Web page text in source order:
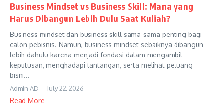
Business Mindset vs Business Skill: Mana yang
Harus Dibangun Lebih Dulu Saat Kuliah?
Business mindset dan business skill sama-sama penting bagi
calon pebisnis. Namun, business mindset sebaiknya dibangun
lebih dahulu karena menjadi fondasi dalam mengambil
keputusan, menghadapi tantangan, serta melihat peluang
bisni...
Admin AD July 22, 2026
Read More